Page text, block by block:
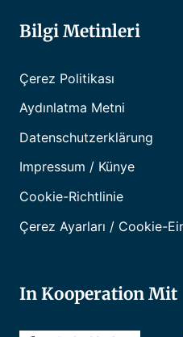
Bilgi Metinleri
Çerez Politikası
Aydınlatma Metni
Datenschutzerklärung
Impressum / Künye
Cookie-Richtlinie
Çerez Ayarları / Cookie-
In Kooperation Mit